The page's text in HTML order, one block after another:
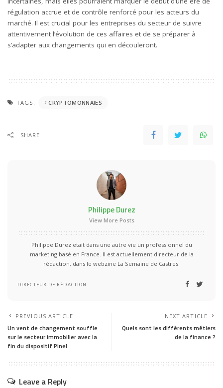
régulation accrue et de contrôle renforcé pour les acteurs du
marché. Il est crucial pour les entreprises du secteur de suivre
attentivement l’évolution de ces affaires et de se préparer à
s’adapter aux changements qui en découleront.
TAGS: CRYPTOMONNAIES
SHARE
Philippe Durez
View More Posts
Philippe Durez etait dans une autre vie un professionnel du
marketing basé en France. Il est actuellement directeur de la
rédaction, dans le webzine La Semaine de Castres.
DIRECTEUR DE RÉDACTION
PREVIOUS ARTICLE
Un vent de changement souffle
sur le secteur immobilier avec la
fin du dispositif Pinel
NEXT ARTICLE
Quels sont les différents métiers
de la finance ?
Leave a Reply